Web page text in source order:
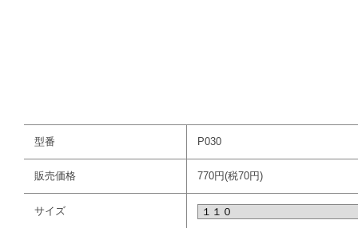
型番 P030
販売価格 770円(税70円)
サイズ